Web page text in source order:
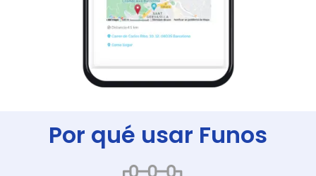
Por qué usar Funos